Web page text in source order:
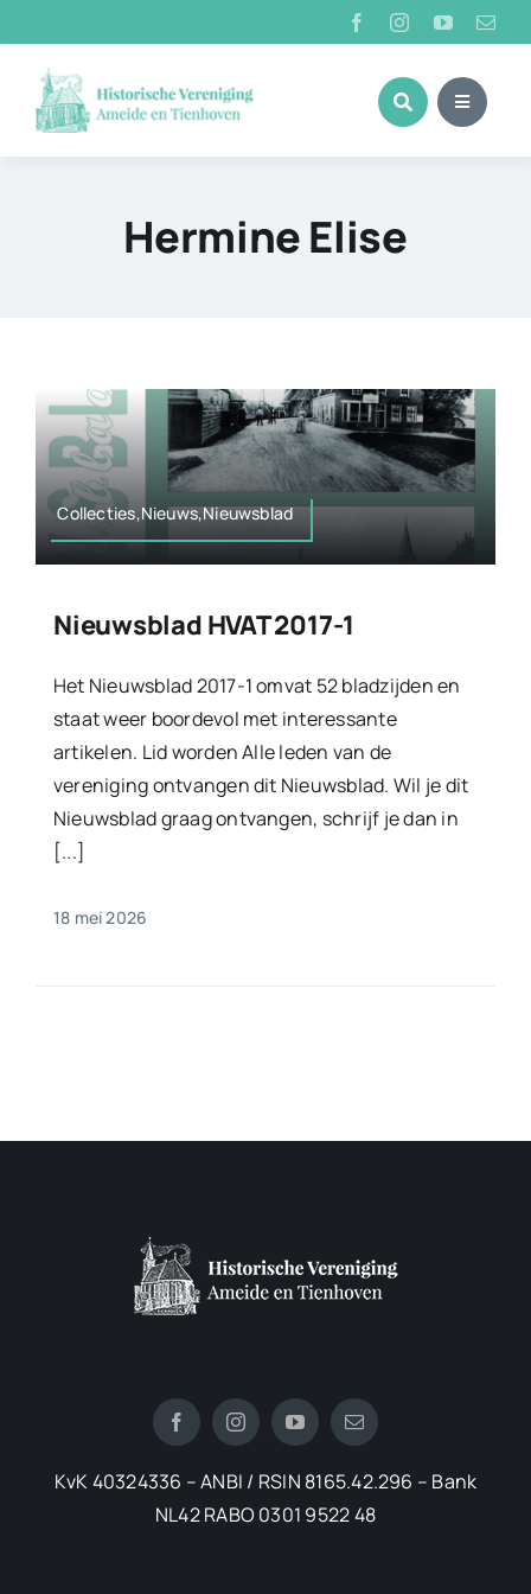
naar
inhoud
Hermine Elise
Collecties,Nieuws,Nieuwsblad
Nieuwsblad HVAT 2017-1
Het Nieuwsblad 2017-1 omvat 52 bladzijden en
staat weer boordevol met interessante
artikelen. Lid worden Alle leden van de
vereniging ontvangen dit Nieuwsblad. Wil je dit
Nieuwsblad graag ontvangen, schrijf je dan in
[...]
18 mei 2026
KvK 40324336 – ANBI / RSIN 8165.42.296 – Bank
NL42 RABO 0301 9522 48